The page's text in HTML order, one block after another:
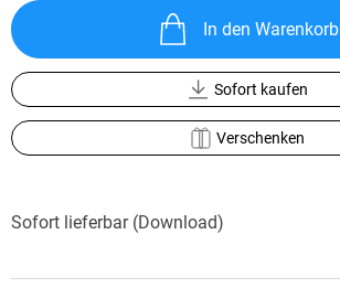
In den Warenkorb
Sofort kaufen
Verschenken
Sofort lieferbar (Download)